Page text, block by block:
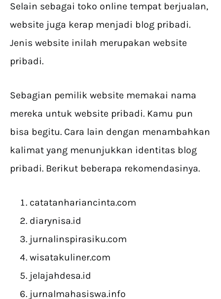
Selain sebagai toko online tempat berjualan,
website juga kerap menjadi blog pribadi.
Jenis website inilah merupakan website
pribadi.
Sebagian pemilik website memakai nama
mereka untuk website pribadi. Kamu pun
bisa begitu. Cara lain dengan menambahkan
kalimat yang menunjukkan identitas blog
pribadi. Berikut beberapa rekomendasinya.
catatanhariancinta.com
diarynisa.id
jurnalinspirasiku.com
wisatakuliner.com
jelajahdesa.id
jurnalmahasiswa.info